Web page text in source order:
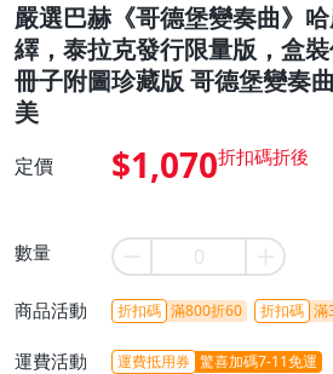
嚴選巴赫《哥德堡變奏曲》
繹，泰拉克發行限量版，盒
冊子附圖珍藏版 哥德堡變奏
美
定價 $1,070
數量
商品活動 折扣碼 滿800折60 折扣碼 滿
運費活動 運費抵用券 驚喜加碼7-11免運